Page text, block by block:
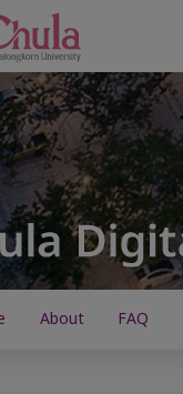
About FAQ